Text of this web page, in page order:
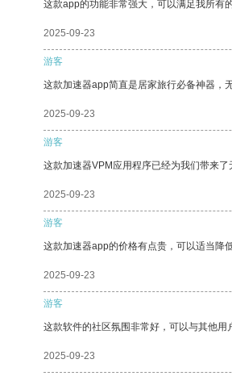
这款app的功能非常强大，可以满足我所有
2025-09-23
游客
这款加速器app简直是居家旅行必备神器，
2025-09-23
游客
这款加速器VPM应用程序已经为我们带来了
2025-09-23
游客
这款加速器app的价格有点贵，可以适当降
2025-09-23
游客
这款软件的社区氛围非常好，可以与其他用
2025-09-23